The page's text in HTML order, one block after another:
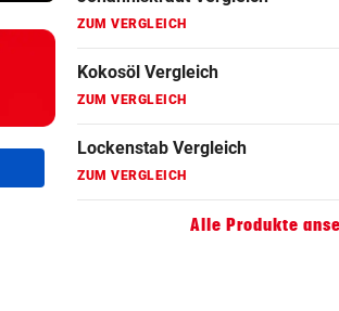
ZUM VERGLEICH
Kokosöl Vergleich
ZUM VERGLEICH
Lockenstab Vergleich
ZUM VERGLEICH
Alle Produkte